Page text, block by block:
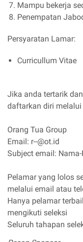
Mampu bekerja
Penempatan
Persyaratan Lamar:
Curricullum Vitae
Jika anda tertarik
daftarkan diri
Orang Tua Group
Email: r--@ot.id
Subject email:
Pelamar yang lolos
melalui email atau
Hanya pelamar
mengikuti seleksi
Seluruh tahapan